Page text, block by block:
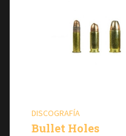
DISCOGRAFÍA
Bullet Holes